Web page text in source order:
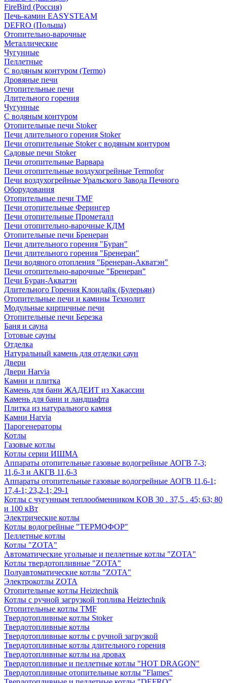
FireBird (Россия)
Печь-камин EASYSTEAM
DEFRO (Польша)
Отопительно-варочные
Металлические
Чугунные
Пеллетные
С водяным контуром (Termo)
Дровяные печи
Отопительные печи
Длительного горения
Чугунные
C водяным контуром
Отопительные печи Stoker
Печи длительного горения Stoker
Печи отопительные Stoker с водяным контуром
Садовые печи Stoker
Печи отопительные Варвара
Печи отопительные воздухогрейные Termofor
Печи воздухогрейные Уральского Завода Печного
Оборудования
Отопительные печи TMF
Печи отопительные Ферингер
Печи отопительные Прометалл
Печи отопительно-варочные КДМ
Отопительные печи Бренеран
Печи длительного горения "Буран"
Печи длительного горения "Бренеран"
Печи водяного отопления "Бренеран-Акватэн"
Печи отопительно-варочные "Бренеран"
Печи Буран-Акватэн
Длительного Горения Клондайк (Булерьян)
Отопительные печи и камины Технолит
Модульные кирпичные печи
Отопительные печи Березка
Баня и сауна
Готовые сауны
Отделка
Натуральный камень для отделки саун
Двери
Двери Harvia
Камни и плитка
Камень для бани ЖАДЕИТ из Хакассии
Камень для бани и ландшафта
Плитка из натурального камня
Камни Harvia
Парогенераторы
Котлы
Газовые котлы
Котлы серии ИШМА
Аппараты отопительные газовые водогрейные АОГВ 7-3;
11,6-3 и АКГВ 11,6-3
Аппараты отопительные газовые водогрейные АОГВ 11,6-1;
17,4-1; 23,2-1; 29-1
Котлы с чугунным теплообменником КОВ 30 . 37,5 . 45; 63; 80
и 100 кВт
Электрические котлы
Котлы водогрейные "ТЕРМОФОР"
Пеллетные котлы
Котлы "ZOTA"
Автоматические угольные и пеллетные котлы "ZOTA"
Котлы твердотопливные "ZOTA"
Полуавтоматические котлы "ZOTA"
Электрокотлы ZOTA
Отопительные котлы Heiztechnik
Котлы с ручной загрузкой топлива Heiztechnik
Отопительные котлы TMF
Твердотопливные котлы Stoker
Твердотопливные котлы
Твердотопливные котлы с ручной загрузкой
Твердотопливные котлы длительного горения
Твердотопливные котлы на дровах
Твердотопливные и пеллетные котлы "HOT DRAGON"
Твердотопливные отопительные котлы "Flames"